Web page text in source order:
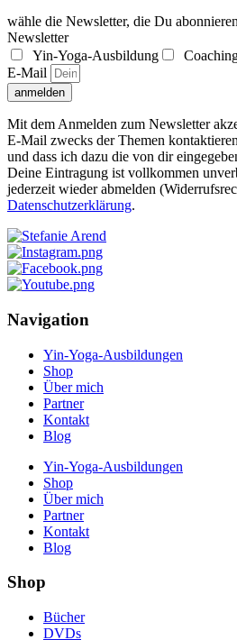
wähle die Newsletter, die Du
Newsletter
Yin-Yoga-Ausbildung
E-Mail
anmelden
Mit dem Anmelden zum Newsletter
E-Mail zwecks der Themen
und dass ich dazu die von dir
Deine Eintragung ist vollkommen
jederzeit wieder abmelden
Datenschutzerklärung.
Navigation
Yin-Yoga-Ausbildungen
Shop
Über mich
Partner
Kontakt
Blog
Yin-Yoga-Ausbildungen
Shop
Über mich
Partner
Kontakt
Blog
Shop
Bücher
DVDs